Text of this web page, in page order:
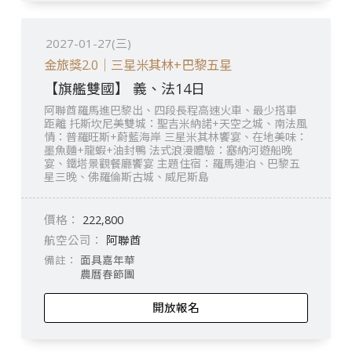
2027-01-27(三)
金旅獎2.0｜三星米其林+巴黎五星
【旗艦雙國】 義、法14日
阿聯酋羅馬進巴黎出、四段長程高速火車、最少搭車
距離 托斯坎尼美雙城：聖吉米納諾+天空之城、南法風
情：普羅旺斯+蔚藍海岸 三星米其林饗宴、在地美味：
墨魚麵+龍蝦+油封鴨 法式浪漫體驗：塞納河遊船晚
宴、鐵塔景觀餐廳饗宴 主題住宿：羅馬連泊、巴黎五
星三晚、佛羅倫斯古城、威尼斯島
222,800
阿聯酋
開放報名
面具嘉年華
農曆春節團